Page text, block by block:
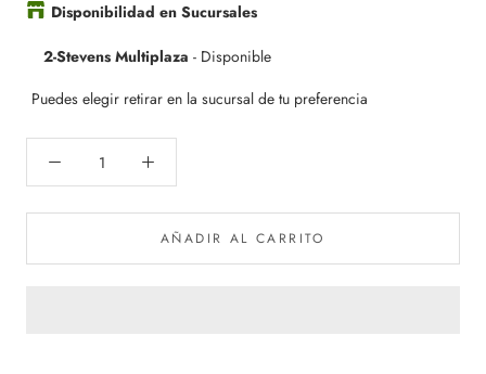
Disponibilidad en Sucursales
2-Stevens Multiplaza - Disponible
Puedes elegir retirar en la sucursal de tu preferencia
AÑADIR AL CARRITO